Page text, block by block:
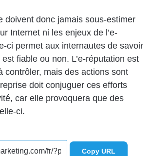
doivent donc jamais sous-estimer
Internet ni les enjeux de l’e-
ci permet aux internautes de savoir
est fiable ou non. L’e-réputation est
contrôler, mais des actions sont
doit conjuguer ces efforts
car elle provoquera que des
ci.
Copy URL